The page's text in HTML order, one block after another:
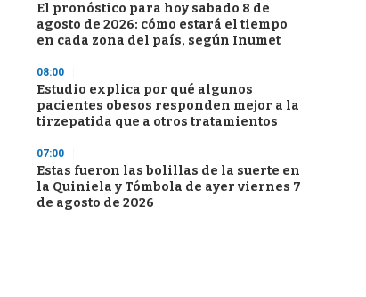
El pronóstico para hoy sabado 8 de
agosto de 2026: cómo estará el tiempo
en cada zona del país, según Inumet
08:00
Estudio explica por qué algunos
pacientes obesos responden mejor a la
tirzepatida que a otros tratamientos
07:00
Estas fueron las bolillas de la suerte en
la Quiniela y Tómbola de ayer viernes 7
de agosto de 2026